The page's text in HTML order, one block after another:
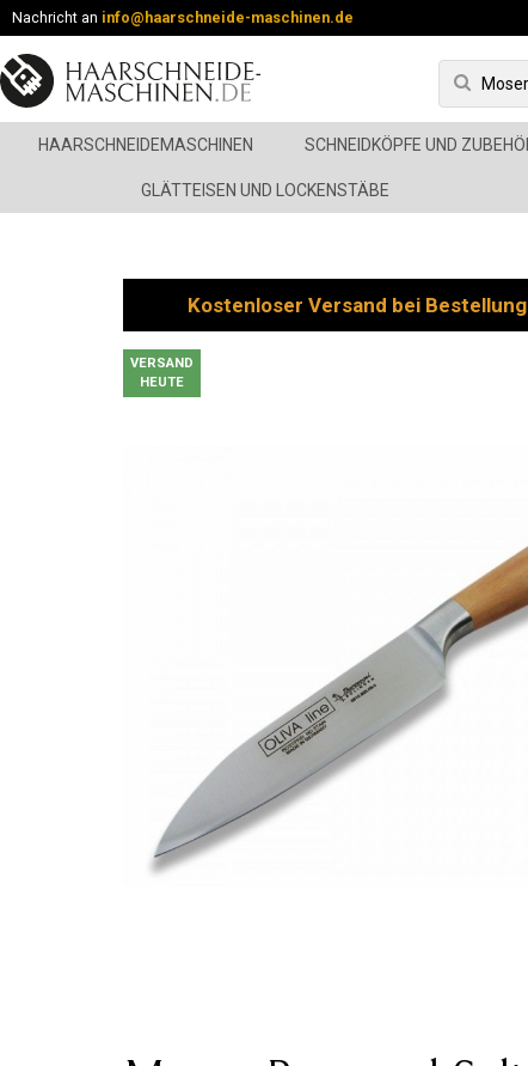
Nachricht an info@haarschneide-maschinen.de
HAARSCHNEIDEMASCHINEN SCHNEIDKÖPFE UND
GLÄTTEISEN UND LOCKENSTÄBE
Kostenloser Versand bei
VERSAND
HEUTE